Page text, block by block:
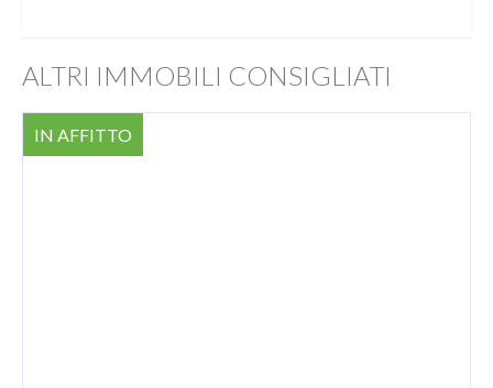
ALTRI IMMOBILI CONSIGLIATI
IN AFFITTO